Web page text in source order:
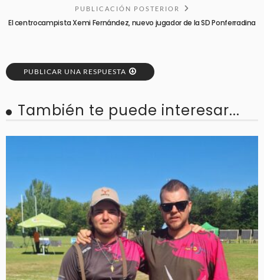
PUBLICACIÓN POSTERIOR
El centrocampista Xemi Fernández, nuevo jugador de la SD Ponferradina
PUBLICAR UNA RESPUESTA
También te puede interesar...